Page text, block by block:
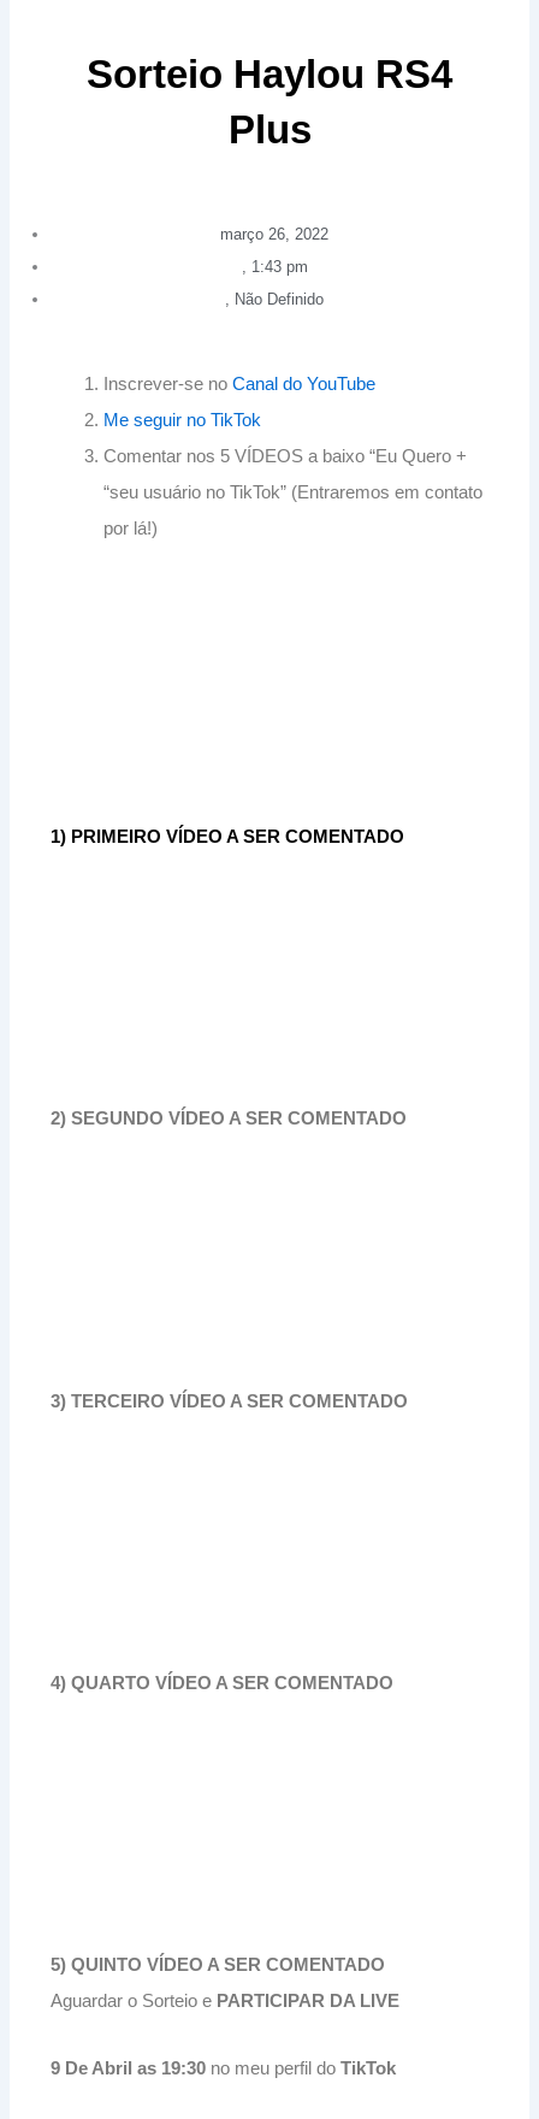
Sorteio Haylou RS4
Plus
março 26, 2022
, 1:43 pm
, Não Definido
Inscrever-se noCanal do YouTube
Me seguir no TikTok
Comentar nos 5 VÍDEOS a baixo “Eu Quero +
“seu usuário no TikTok” (Entraremos em contato
por lá!)
1) PRIMEIRO VÍDEO A SER COMENTADO
2) SEGUNDO VÍDEO A SER COMENTADO
3) TERCEIRO VÍDEO A SER COMENTADO
4) QUARTO VÍDEO A SER COMENTADO
5) QUINTO VÍDEO A SER COMENTADO
Aguardar o Sorteio e PARTICIPAR DA LIVE
9 De Abril as 19:30 no meu perfil doTikTok